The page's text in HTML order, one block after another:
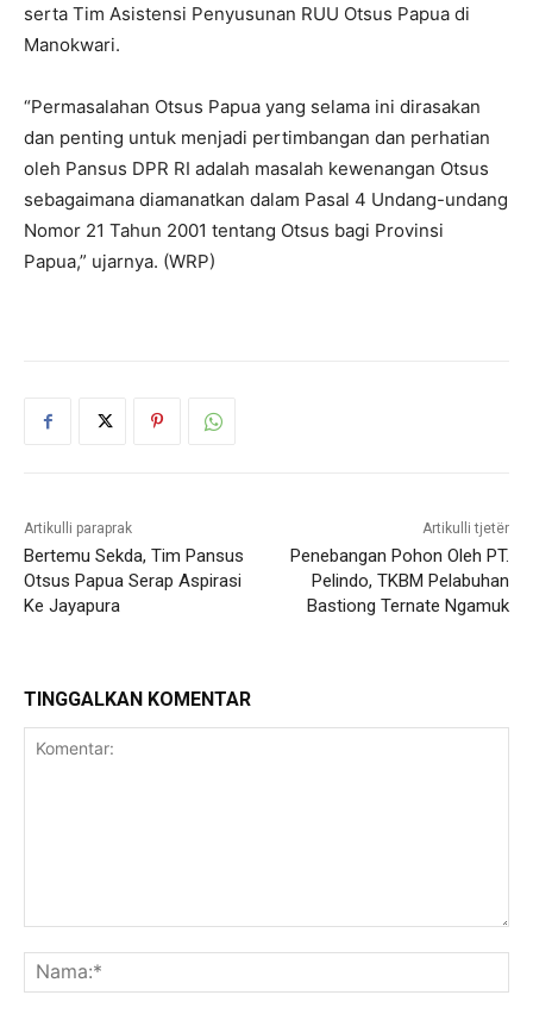
serta Tim Asistensi Penyusunan RUU Otsus Papua di
Manokwari.
“Permasalahan Otsus Papua yang selama ini dirasakan
dan penting untuk menjadi pertimbangan dan perhatian
oleh Pansus DPR RI adalah masalah kewenangan Otsus
sebagaimana diamanatkan dalam Pasal 4 Undang-undang
Nomor 21 Tahun 2001 tentang Otsus bagi Provinsi
Papua,” ujarnya. (WRP)
Artikulli paraprak
Bertemu Sekda, Tim Pansus
Otsus Papua Serap Aspirasi
Ke Jayapura
Artikulli tjetër
Penebangan Pohon Oleh PT.
Pelindo, TKBM Pelabuhan
Bastiong Ternate Ngamuk
TINGGALKAN KOMENTAR